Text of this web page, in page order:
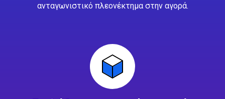
ανταγωνιστικό πλεονέκτημα στην αγορά.